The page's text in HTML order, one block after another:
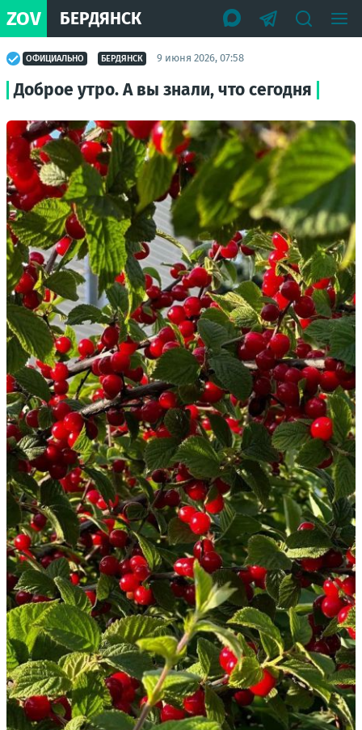
ZOV БЕРДЯНСК
ОФИЦИАЛЬНО БЕРДЯНСК 9 июня 2026, 07:58
Доброе утро. А вы знали, что сегодня